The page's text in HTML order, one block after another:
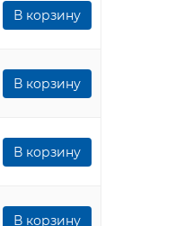
В корзину
В корзину
В корзину
В корзину